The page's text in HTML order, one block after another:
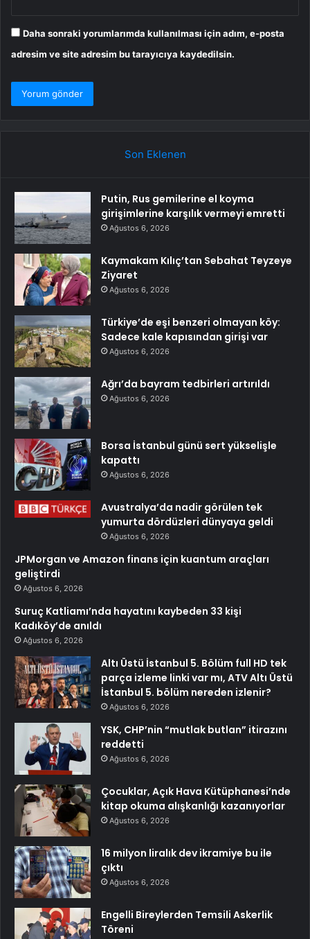
Daha sonraki yorumlarımda kullanılması için adım, e-posta
adresim ve site adresim bu tarayıcıya kaydedilsin.
Son Eklenen
Putin, Rus gemilerine el koyma
girişimlerine karşılık vermeyi emretti
Ağustos 6, 2026
Kaymakam Kılıç’tan Sebahat Teyzeye
Ziyaret
Ağustos 6, 2026
Türkiye’de eşi benzeri olmayan köy:
Sadece kale kapısından girişi var
Ağustos 6, 2026
Ağrı’da bayram tedbirleri artırıldı
Ağustos 6, 2026
Borsa İstanbul günü sert yükselişle
kapattı
Ağustos 6, 2026
Avustralya’da nadir görülen tek
yumurta dördüzleri dünyaya geldi
Ağustos 6, 2026
JPMorgan ve Amazon finans için kuantum araçları
geliştirdi
Ağustos 6, 2026
Suruç Katliamı’nda hayatını kaybeden 33 kişi
Kadıköy’de anıldı
Ağustos 6, 2026
Altı Üstü İstanbul 5. Bölüm full HD tek
parça izleme linki var mı, ATV Altı Üstü
İstanbul 5. bölüm nereden izlenir?
Ağustos 6, 2026
YSK, CHP’nin “mutlak butlan” itirazını
reddetti
Ağustos 6, 2026
Çocuklar, Açık Hava Kütüphanesi’nde
kitap okuma alışkanlığı kazanıyorlar
Ağustos 6, 2026
16 milyon liralık dev ikramiye bu ile
çıktı
Ağustos 6, 2026
Engelli Bireylerden Temsili Askerlik
Töreni